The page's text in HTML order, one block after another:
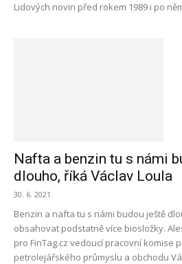
Lidových novin před rokem 1989 i po
Nafta a benzin tu s námi
dlouho, říká Václav Loula
30. 6. 2021
Benzin a nafta tu s námi budou ještě
obsahovat podstatně více biosložky.
pro FinTag.cz vedoucí pracovní komise
petrolejářského průmyslu a obchodu